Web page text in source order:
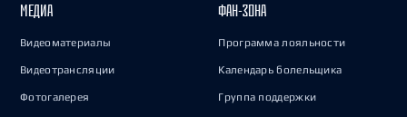
МЕДИА
Видеоматериалы
Видеотрансляции
Фотогалерея
ФАН-ЗОНА
Программа лояльности
Календарь болельщика
Группа поддержки